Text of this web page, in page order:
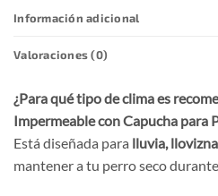
Información adicional
Valoraciones (0)
¿Para qué tipo de clima es
Impermeable con Capucha para
Está diseñada para lluvia,
mantener a tu perro seco